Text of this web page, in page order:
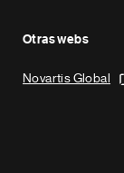
Otras webs
Novartis Global